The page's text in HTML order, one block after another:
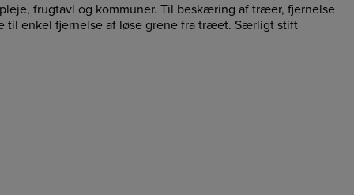
frugtavl og kommuner. Til beskæring af træer, fjernelse
til enkel fjernelse af løse grene fra træet. Særligt stift